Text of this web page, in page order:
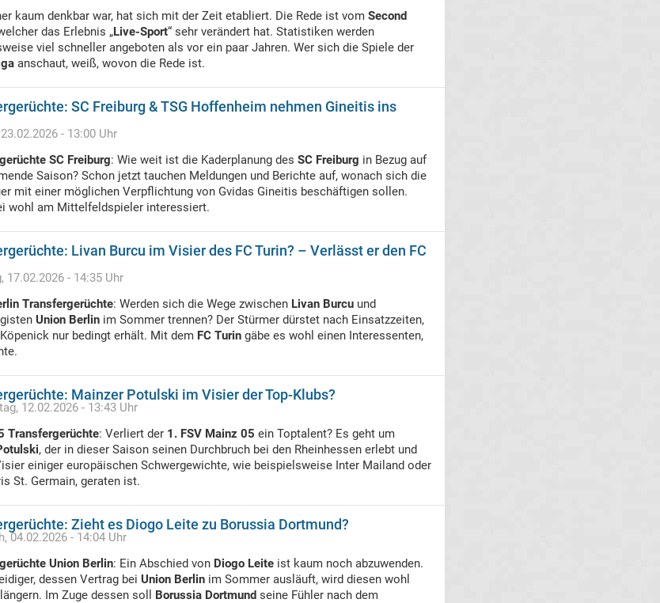
kaum denkbar war, hat sich mit der Zeit etabliert. Die Rede ist vom Second
das Erlebnis „Live-Sport“ sehr verändert hat. Statistiken werden
viel schneller angeboten als vor ein paar Jahren. Wer sich die Spiele der
anschaut, weiß, wovon die Rede ist.
SC Freiburg & TSG Hoffenheim nehmen Gineitis ins
- 13:00 Uhr
SC Freiburg: Wie weit ist die Kaderplanung des SC Freiburg in Bezug auf
Saison? Schon jetzt tauchen Meldungen und Berichte auf, wonach sich die
mit einer möglichen Verpflichtung von Gvidas Gineitis beschäftigen sollen.
wohl am Mittelfeldspieler interessiert.
Livan Burcu im Visier des FC Turin? – Verlässt er den FC
17.02.2026 - 14:35 Uhr
Transfergerüchte: Werden sich die Wege zwischen Livan Burcu und
Union Berlin im Sommer trennen? Der Stürmer dürstet nach Einsatzzeiten,
nur bedingt erhält. Mit dem FC Turin gäbe es wohl einen Interessenten,
Mainzer Potulski im Visier der Top-Klubs?
12.02.2026 - 13:43 Uhr
Transfergerüchte: Verliert der 1. FSV Mainz 05 ein Toptalent? Es geht um
, der in dieser Saison seinen Durchbruch bei den Rheinhessen erlebt und
einiger europäischen Schwergewichte, wie beispielsweise Inter Mailand oder
St. Germain, geraten ist.
Zieht es Diogo Leite zu Borussia Dortmund?
04.02.2026 - 14:04 Uhr
Union Berlin: Ein Abschied von Diogo Leite ist kaum noch abzuwenden.
dessen Vertrag bei Union Berlin im Sommer ausläuft, wird diesen wohl
Im Zuge dessen soll Borussia Dortmund seine Fühler nach dem